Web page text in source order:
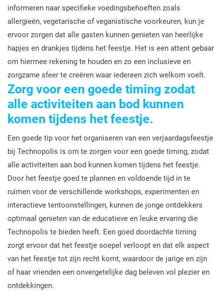
informeren naar specifieke voedingsbehoeften zoals
allergieën, vegetarische of veganistische voorkeuren, kun je
ervoor zorgen dat alle gasten kunnen genieten van heerlijke
hapjes en drankjes tijdens het feestje. Het is een attent gebaar
om hiermee rekening te houden en zo een inclusieve en
zorgzame sfeer te creëren waar iedereen zich welkom voelt.
Zorg voor een goede timing zodat
alle activiteiten aan bod kunnen
komen tijdens het feestje.
Een goede tip voor het organiseren van een verjaardagsfeestje
bij Technopolis is om te zorgen voor een goede timing, zodat
alle activiteiten aan bod kunnen komen tijdens het feestje.
Door het feestje goed te plannen en voldoende tijd in te
ruimen voor de verschillende workshops, experimenten en
interactieve tentoonstellingen, kunnen de jonge ontdekkers
optimaal genieten van de educatieve en leuke ervaring die
Technopolis te bieden heeft. Een goed doordachte timing
zorgt ervoor dat het feestje soepel verloopt en dat elk aspect
van het feestje tot zijn recht komt, waardoor de jarige en zijn
of haar vrienden een onvergetelijke dag beleven vol plezier en
ontdekkingen.